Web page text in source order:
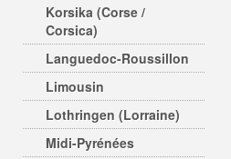
Korsika (Corse /
Corsica)
Languedoc-Roussillon
Limousin
Lothringen (Lorraine)
Midi-Pyrénées